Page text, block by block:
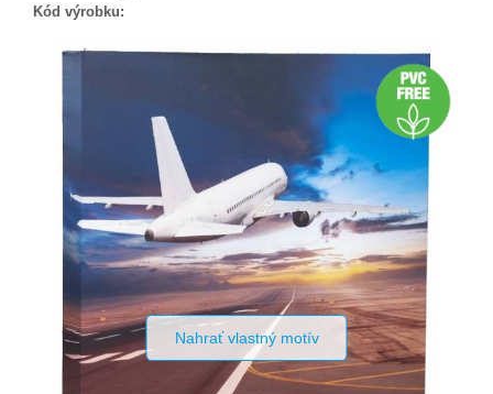
Kód výrobku:
Nahrať vlastný motív